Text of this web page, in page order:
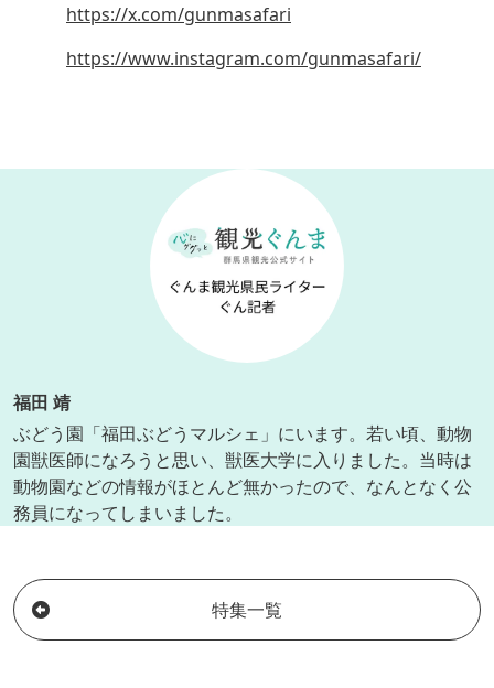
https://x.com/gunmasafari
https://www.instagram.com/gunmasafari/
福田 靖
ぶどう園「福田ぶどうマルシェ」にいます。若い頃、動物
園獣医師になろうと思い、獣医大学に入りました。当時は
動物園などの情報がほとんど無かったので、なんとなく公
務員になってしまいました。
特集一覧